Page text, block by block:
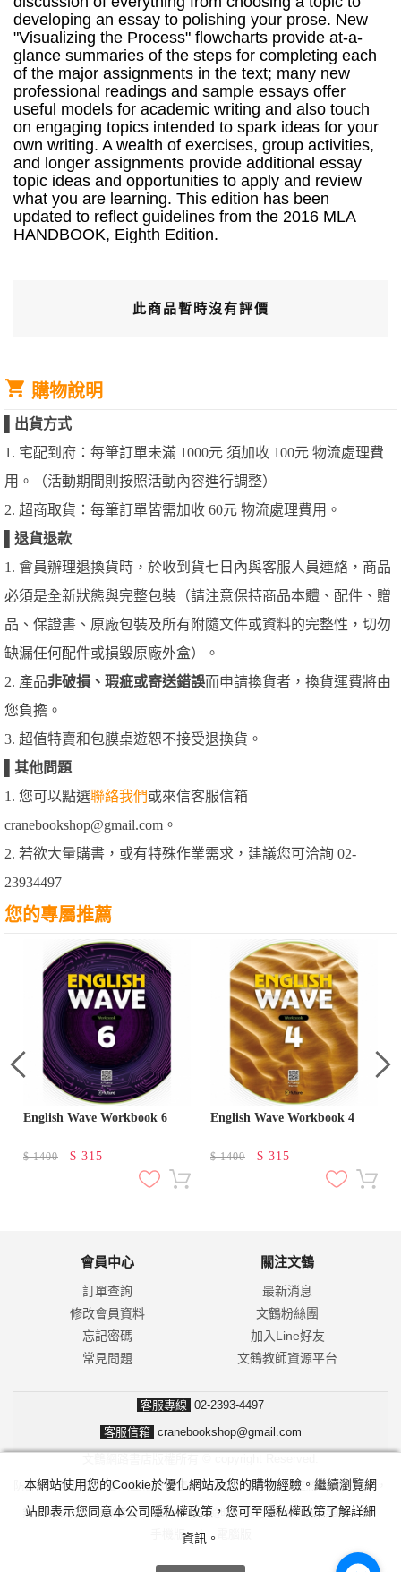
developing an essay to polishing your prose. New
"Visualizing the Process" flowcharts provide at-a-
glance summaries of the steps for completing each
of the major assignments in the text; many new
professional readings and sample essays offer
useful models for academic writing and also touch
on engaging topics intended to spark ideas for your
own writing. A wealth of exercises, group activities,
and longer assignments provide additional essay
topic ideas and opportunities to apply and review
what you are learning. This edition has been
updated to reflect guidelines from the 2016 MLA
HANDBOOK, Eighth Edition.
此商品暫時沒有評價
購物說明
出貨方式
1. 宅配到府：每筆訂單未滿 1000元 須加收 100元 物流處理費
用。（活動期間則按照活動內容進行調整）
2. 超商取貨：每筆訂單皆需加收 60元 物流處理費用。
退貨退款
1. 會員辦理退換貨時，於收到貨七日內與客服人員連絡，商品
必須是全新狀態與完整包裝（請注意保持商品本體、配件、贈
品、保證書、原廠包裝及所有附隨文件或資料的完整性，切勿
缺漏任何配件或損毀原廠外盒）。
2. 產品非破損、瑕疵或寄送錯誤而申請換貨者，換貨運費將由
您負擔。
3. 超值特賣和包膜桌遊恕不接受退換貨。
其他問題
1. 您可以點選聯絡我們或來信客服信箱
cranebookshop@gmail.com。
2. 若欲大量購書，或有特殊作業需求，建議您可洽詢 02-
23934497
您的專屬推薦
English Wave Workbook 6
$1400 $ 315
English Wave Workbook 4
$1400 $ 315
會員中心
訂單查詢
修改會員資料
忘記密碼
常見問題
關注文鶴
最新消息
文鶴粉絲團
加入Line好友
文鶴教師資源平台
客服專線 02-2393-4497
客服信箱 cranebookshop@gmail.com
防詐騙！我們不會要求並指示您至ATM操作。ATM只有匯款及轉帳功能，
無法解除分期付款或訂單錯誤問題。隨時可撥打165反詐騙諮詢專線。
手機版 |
本網站使用您的Cookie於優化網站及您的購物經驗。繼續瀏覽網
站即表示您同意本公司隱私權政策，您可至隱私權政策了解詳細
資訊。